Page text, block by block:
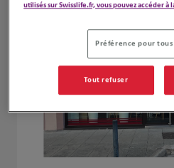
utilisés sur Swisslife.fr, vous pouvez accéder à
Préférence pour tous
Tout refuser